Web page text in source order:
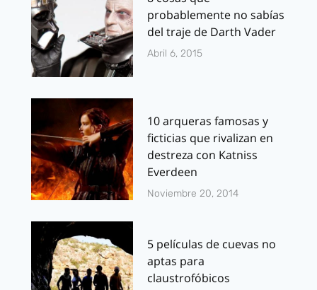
probablemente no sabías
del traje de Darth Vader
Abril 6, 2015
10 arqueras famosas y
ficticias que rivalizan en
destreza con Katniss
Everdeen
Noviembre 20, 2014
5 películas de cuevas no
aptas para
claustrofóbicos